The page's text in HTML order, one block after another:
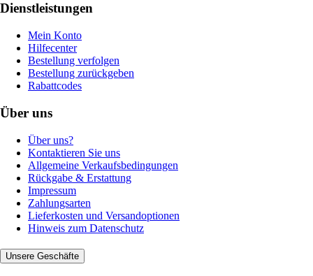
Dienstleistungen
Mein Konto
Hilfecenter
Bestellung verfolgen
Bestellung zurückgeben
Rabattcodes
Über uns
Über uns?
Kontaktieren Sie uns
Allgemeine Verkaufsbedingungen
Rückgabe & Erstattung
Impressum
Zahlungsarten
Lieferkosten und Versandoptionen
Hinweis zum Datenschutz
Unsere Geschäfte